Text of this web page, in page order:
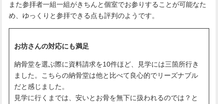
また参拝者一組一組がきちんと個室でお参りすることが可能なた
め、ゆっくりと参拝できる点も評判のようです。
お坊さんの対応にも満足
納骨堂を選ぶ際に資料請求を10件ほど、見学には三箇所行き
ました。こちらの納骨堂は他と比べて良心的でリーズナブル
だと感じました。
見学に行くまでは、安いとお骨を無下に扱われるのでは？と